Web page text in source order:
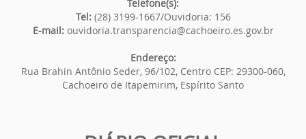
Telefone(s):
Tel: (28) 3199-1667/Ouvidoria: 156
E-mail: ouvidoria.transparencia@cachoeiro.es.gov.br
Endereço:
Rua Brahin Antônio Seder, 96/102, Centro CEP: 29300-060,
Cachoeiro de Itapemirim, Espírito Santo